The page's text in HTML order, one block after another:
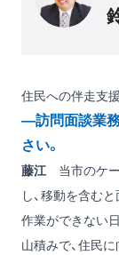
住民への伴走支
―訪問面談業
さい。
藤江 当市のケー
し、移動を含む
作業ができない
山積みで、住民